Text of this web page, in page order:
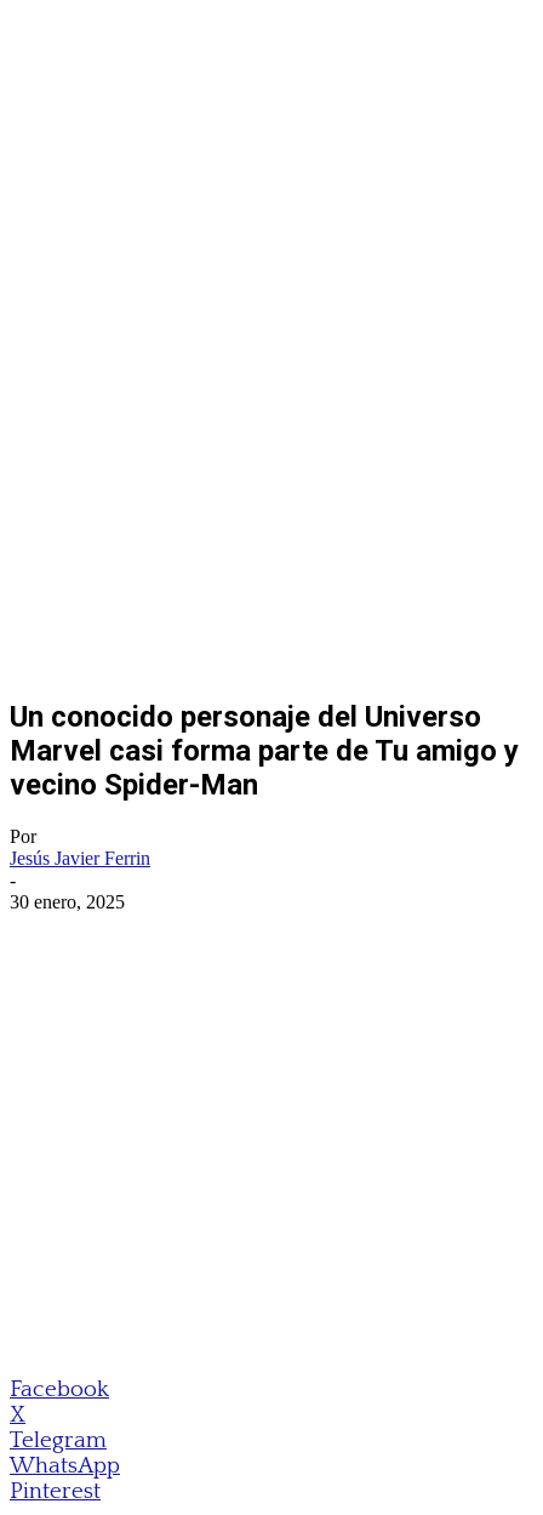
Un conocido personaje del Universo
Marvel casi forma parte de Tu amigo y
vecino Spider-Man
Por
Jesús Javier Ferrin
-
30 enero, 2025
Facebook
X
Telegram
WhatsApp
Pinterest